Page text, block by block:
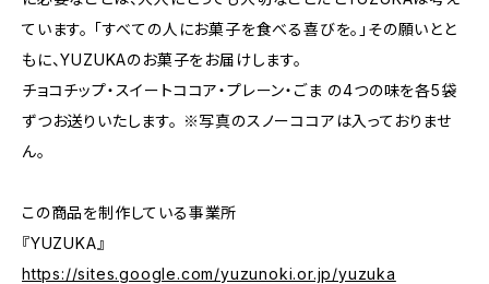
ています。 「すべての人にお菓子を食べる喜びを。」その願いとと
もに、YUZUKAのお菓子をお届けします。
チョコチップ・スイートココア・プレーン・ごま の4つの味を各5袋
ずつお送りいたします。 ※写真のスノーココアは入っておりませ
ん。
この商品を制作している事業所
『YUZUKA』
https://sites.google.com/yuzunoki.or.jp/yuzuka